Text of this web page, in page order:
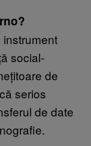
social-
de
serios
de date